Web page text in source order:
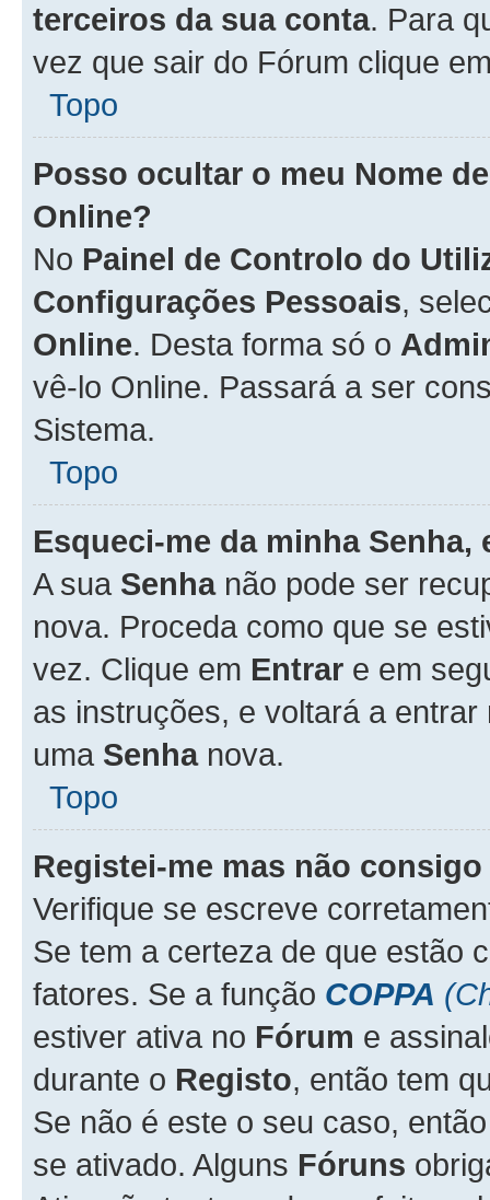
terceiros da sua conta. Para
vez que sair do Fórum clique
Topo
Posso ocultar o meu Nome
Online?
No Painel de Controlo do
Configurações Pessoais,
Online. Desta forma só o
vê-lo Online. Passará a ser
Sistema.
Topo
Esqueci-me da minha Senha,
A sua Senhanão pode ser
nova. Proceda como que se
vez. Clique em Entrar e em
as instruções, e voltará a
uma Senhanova.
Topo
Registei-me mas não
Verifique se escreve
Se tem a certeza de que estão
fatores. Se a função COPPA
estiver ativa no Fórum e
durante o Registo, então tem
Se não é este o seu caso,
se ativado. Alguns Fóruns